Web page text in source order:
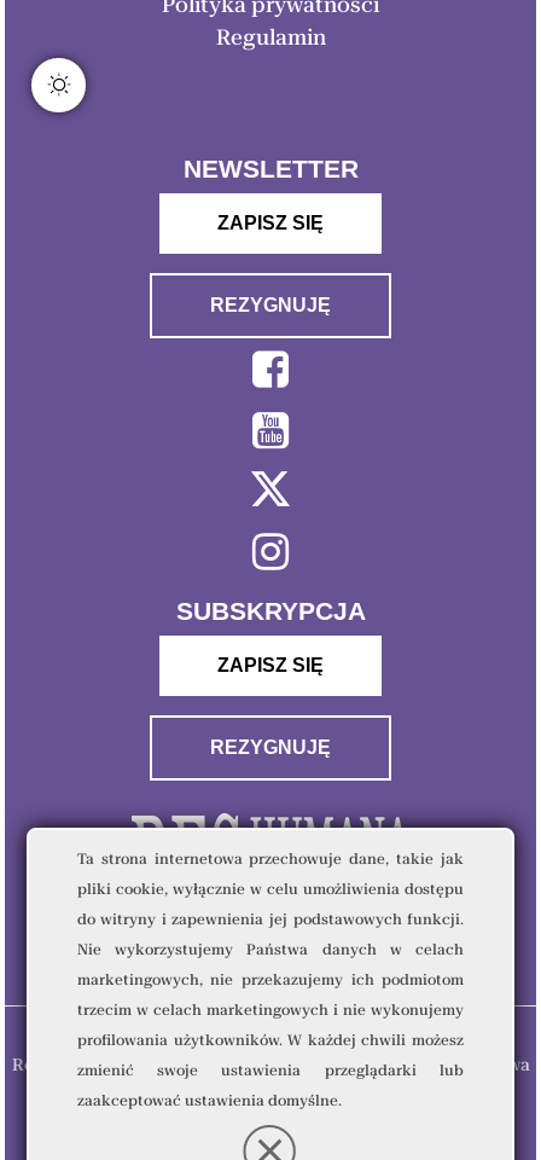
Regulamin
NEWSLETTER
ZAPISZ SIĘ
REZYGNUJĘ
SUBSKRYPCJA
ZAPISZ SIĘ
REZYGNUJĘ
Res Humana & Quality Writing Sp. z o.o © 2023 - Wszelkie prawa
Ta strona internetowa przechowuje dane, takie jak
pliki cookie, wyłącznie w celu umożliwienia dostępu
do witryny i zapewnienia jej podstawowych funkcji.
Nie wykorzystujemy Państwa danych w celach
marketingowych, nie przekazujemy ich podmiotom
trzecim w celach marketingowych i nie wykonujemy
profilowania użytkowników. W każdej chwili możesz
zmienić swoje ustawienia przeglądarki lub
zaakceptować ustawienia domyślne.